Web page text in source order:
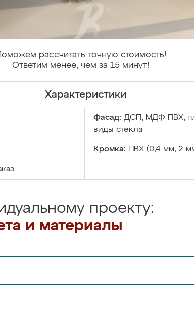
рассчитать точную стоимость!
Ответим менее, чем за 15 минут!
Характеристики
Фасад: ДСП, МДФ ПВХ,
виды стекла
Кромка: ПВХ (0,4 мм, 2
проекту:
и материалы